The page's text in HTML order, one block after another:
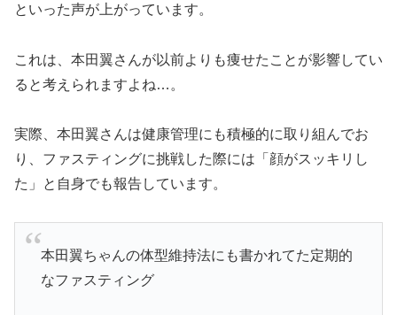
といった声が上がっています。
これは、本田翼さんが以前よりも痩せたことが影響してい
ると考えられますよね…。
実際、本田翼さんは健康管理にも積極的に取り組んでお
り、ファスティングに挑戦した際には「顔がスッキリし
た」と自身でも報告しています。
本田翼ちゃんの体型維持法にも書かれてた定期的
なファスティング